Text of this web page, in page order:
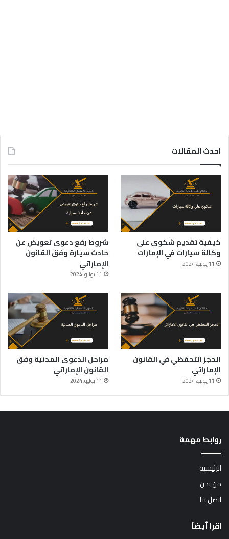
احدث المقالات
كيفية تقديم شكوى على
وكالة سيارات في الإمارات
11 يوليو، 2024
شروط رفع دعوى تعويض عن
حادث سيارة وفق القانون
الإماراتي
11 يوليو، 2024
الحجز التحفظي في القانون
الإماراتي
11 يوليو، 2024
مراحل الدعوى المدنية وفق
القانون الإماراتي
11 يوليو، 2024
روابط مهمة
الرئيسية
من نحن
اتصل بنا
اقرا أيضاً